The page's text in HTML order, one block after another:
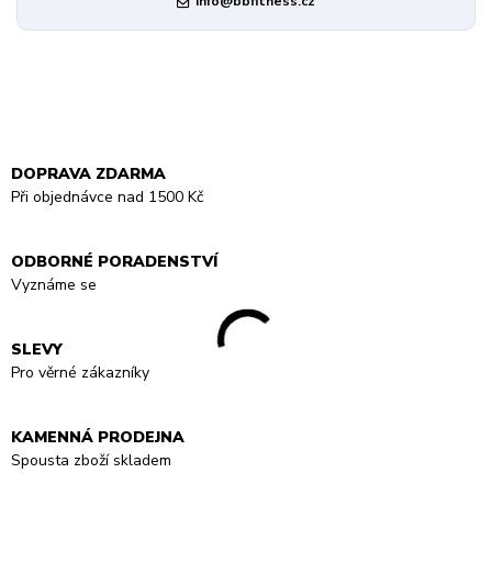
DOPRAVA ZDARMA
Při objednávce nad 1500 Kč
ODBORNÉ PORADENSTVÍ
Vyznáme se
SLEVY
Pro věrné zákazníky
KAMENNÁ PRODEJNA
Spousta zboží skladem